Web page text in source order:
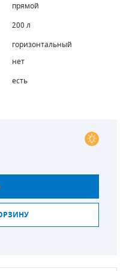
прямой
200 л
горизонтальный
нет
есть